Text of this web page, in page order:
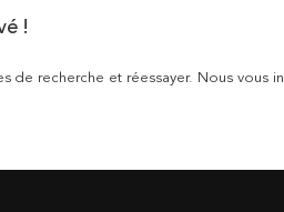
!
de recherche et réessayer. Nous